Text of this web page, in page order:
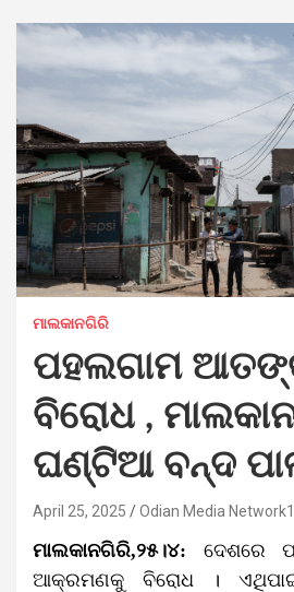
ମାଲକାନଗିରି
ପହଲଗାମ
ବିରୋଧ ,
ଘଣ୍ଟିଆ ବନ୍ଦ
April 25, 2025 Odian Media Network1
ମାଲକାନଗିରି,୨୫।୪: ଦେଶରେ
ଆକ୍ରମଣକୁ ବିରୋଧ ।